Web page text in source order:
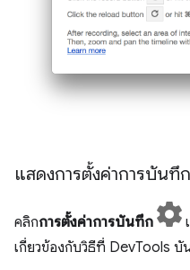
แสดงการตั้งค่าการบันทึก
คลิกการตั้งค่าการบันทึก
เกี่ยวข้องกับวิธีที่ DevTools